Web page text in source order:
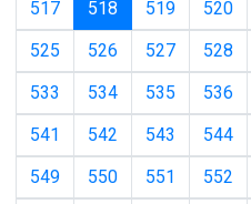
517 518 (current)
519 520
525
526 527 528
533
534 535 536
541
542 543 544
549
550 551 552